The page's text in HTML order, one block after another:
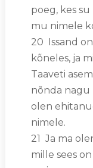
poeg, kes
mu nimele
20 Issand
kõneles, ja
Taaveti
nõnda nagu
olen
nimele.
21 Ja ma
mille sees